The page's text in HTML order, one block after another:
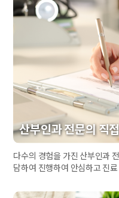
산부인과 전문의 직
다수의 경험을 가진 산부인과
담하여 진행하여 안심하고 진